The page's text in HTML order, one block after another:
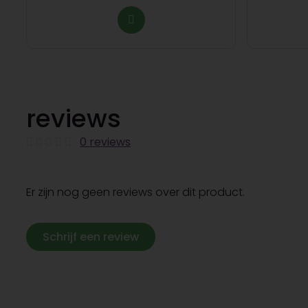
reviews
0 reviews
Er zijn nog geen reviews over dit product.
Schrijf een review